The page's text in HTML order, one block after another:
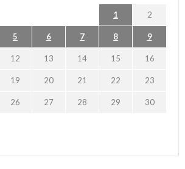
1 2
5 6 7 8 9
12 13 14 15 16
19 20 21 22 23
26 27 28 29 30